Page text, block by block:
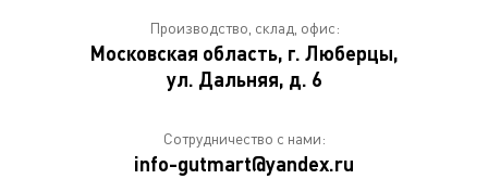
Производство, склад, офис:
Московская область, г. Люберцы,
ул. Дальняя, д. 6
Сотрудничество с нами:
info-gutmart@yandex.ru